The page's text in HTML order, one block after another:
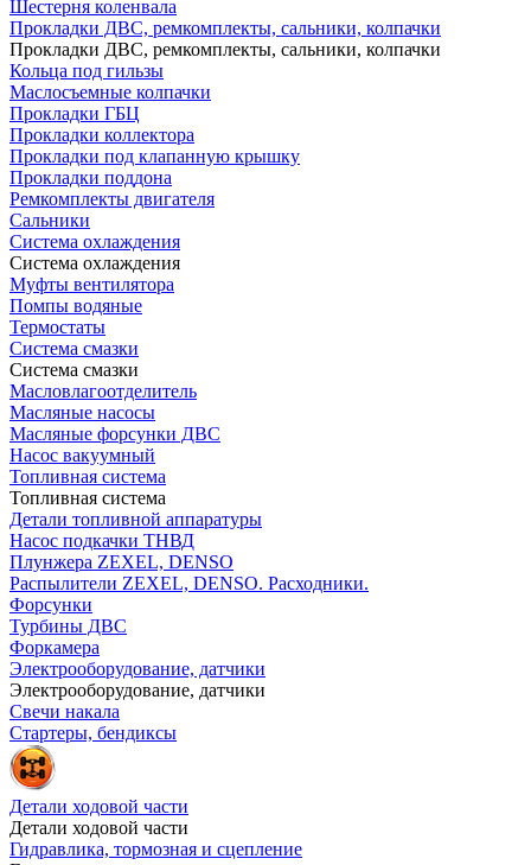
Шестерня коленвала
Прокладки ДВС, ремкомплекты, сальники, колпачки
Прокладки ДВС, ремкомплекты, сальники, колпачки
Кольца под гильзы
Маслосъемные колпачки
Прокладки ГБЦ
Прокладки коллектора
Прокладки под клапанную крышку
Прокладки поддона
Ремкомплекты двигателя
Сальники
Система охлаждения
Система охлаждения
Муфты вентилятора
Помпы водяные
Термостаты
Система смазки
Система смазки
Масловлагоотделитель
Масляные насосы
Масляные форсунки ДВС
Насос вакуумный
Топливная система
Топливная система
Детали топливной аппаратуры
Насос подкачки ТНВД
Плунжера ZEXEL, DENSO
Распылители ZEXEL, DENSO. Расходники.
Форсунки
Турбины ДВС
Форкамера
Электрооборудование, датчики
Электрооборудование, датчики
Свечи накала
Стартеры, бендиксы
Детали ходовой части
Детали ходовой части
Гидравлика, тормозная и сцепление